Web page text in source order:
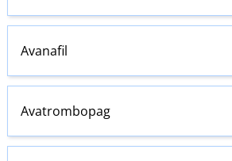
Avanafil
Avatrombopag